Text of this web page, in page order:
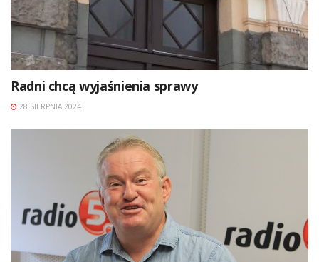
Radni chcą wyjaśnienia sprawy
28 SIERPNIA 2024